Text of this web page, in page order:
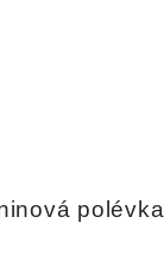
polévka